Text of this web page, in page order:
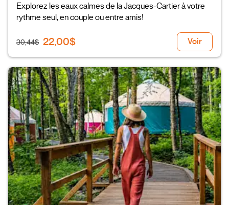
Explorez les eaux calmes de la Jacques-Cartier à votre
rythme seul, en couple ou entre amis!
30,44$ 22,00$ Voir